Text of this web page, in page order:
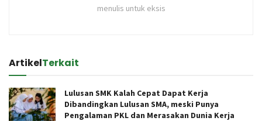
menulis untuk eksis
ArtikelTerkait
Lulusan SMK Kalah Cepat Dapat Kerja
Dibandingkan Lulusan SMA, meski Punya
Pengalaman PKL dan Merasakan Dunia Kerja